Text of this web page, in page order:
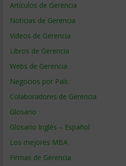
Artículos de Gerencia
Noticias de Gerencia
Videos de Gerencia
Libros de Gerencia
Webs de Gerencia
Negocios por País
Colaboradores de Gerencia
Glosario
Glosario Inglés – Español
Los mejores MBA
Firmas de Gerencia